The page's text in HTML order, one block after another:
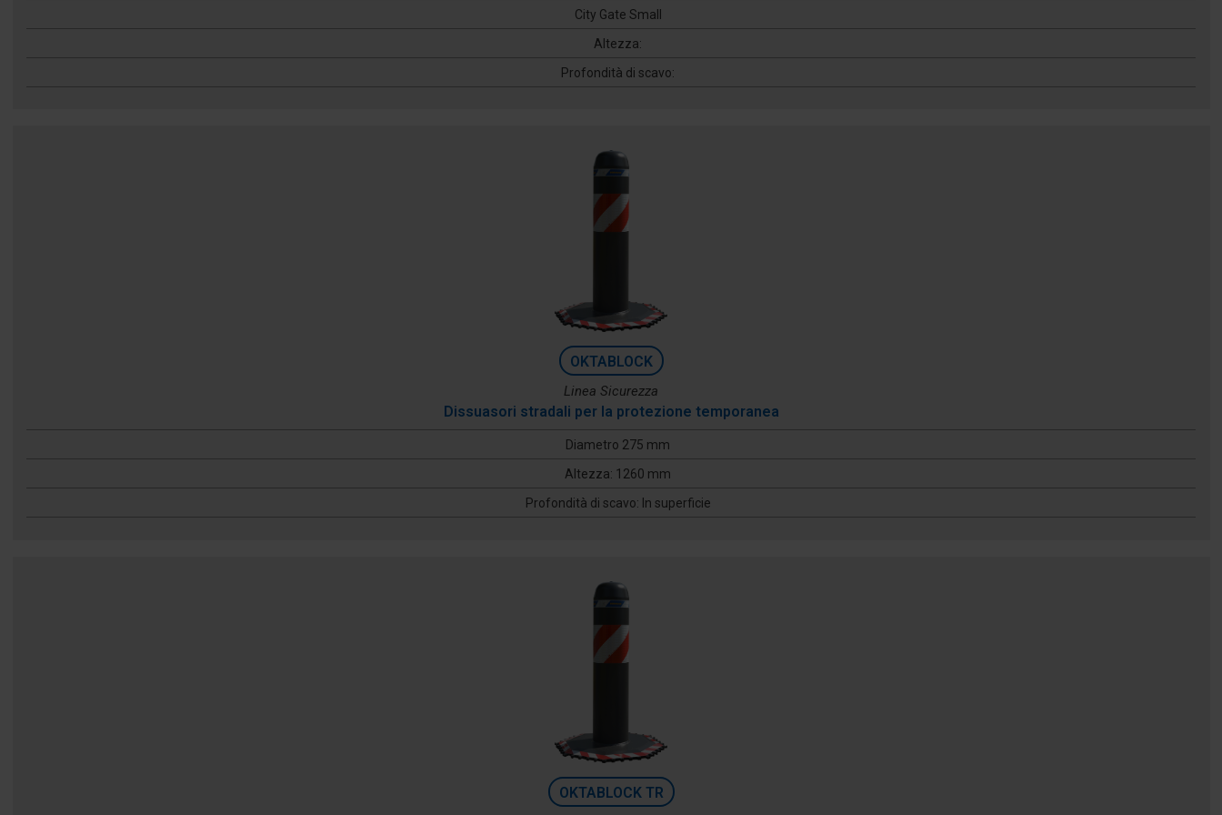
City Gate Small
Altezza:
Profondità di scavo:
OKTABLOCK
Linea Sicurezza
Dissuasori stradali per la protezione temporanea
Diametro 275 mm
Altezza: 1260 mm
Profondità di scavo: In superficie
OKTABLOCK TR